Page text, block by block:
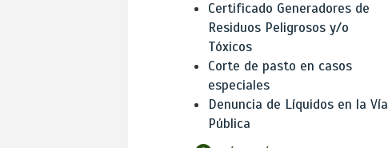
Certificado Generadores de
Residuos Peligrosos y/o
Tóxicos
Corte de pasto en casos
especiales
Denuncia de Líquidos en la Vía
Pública